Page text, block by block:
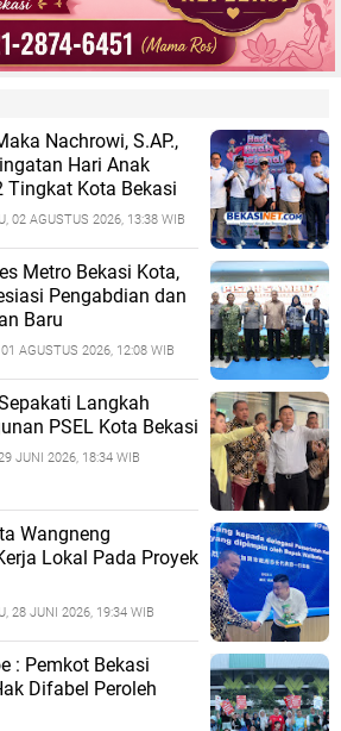
Nachrowi, S.AP.,
Hari Anak
Tingkat Kota Bekasi
02 AGUSTUS 2026, 13:38 WIB
Metro Bekasi Kota,
Pengabdian dan
Baru
AGUSTUS 2026, 12:08 WIB
Langkah
PSEL Kota Bekasi
JUNI 2026, 18:34 WIB
Wangneng
Lokal Pada Proyek
28 JUNI 2026, 19:34 WIB
: Pemkot Bekasi
Difabel Peroleh